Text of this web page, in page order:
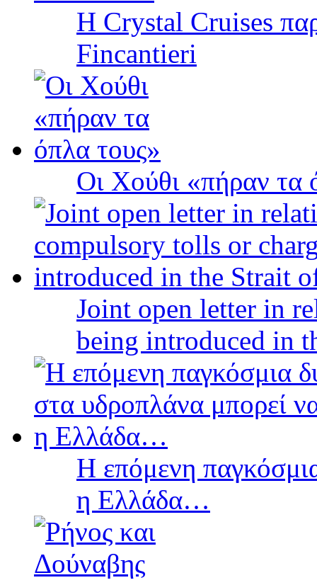
Η Crystal Cruises
Fincantieri
Οι Χούθι «πήραν τα
Joint open letter in
being introduced in
Η επόμενη
η Ελλάδα…